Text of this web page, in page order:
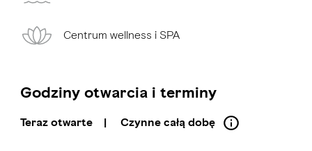
Centrum wellness i SPA
Godziny otwarcia i terminy
Teraz otwarte | Czynne całą dobę